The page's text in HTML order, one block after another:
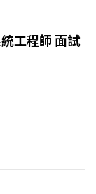
工程師 面試